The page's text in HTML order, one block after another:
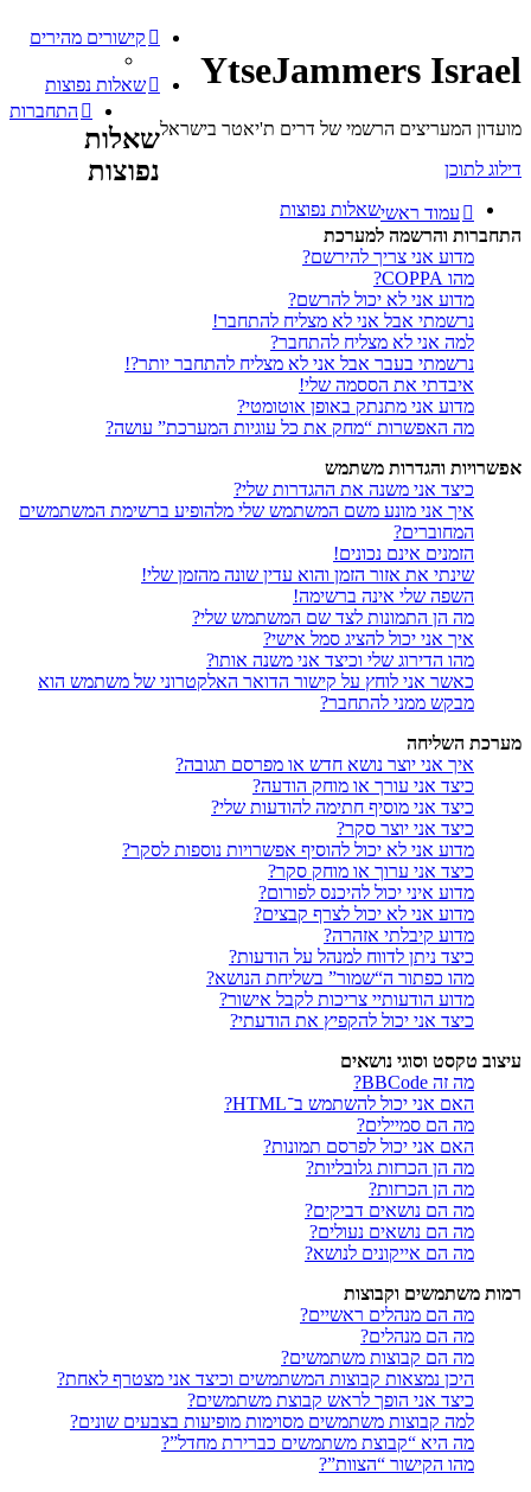
YtseJammers Israel
מועדון המעריצים הרשמי של דרים ת'יאטר בישראל
דילוג לתוכן
קישורים מהירים
שאלות נפוצות
התחברות
עמוד ראשישאלות נפוצות
שאלות
נפוצות
התחברות והרשמה למערכת
מדוע אני צריך להירשם?
מהו COPPA?
מדוע אני לא יכול להרשם?
נרשמתי אבל אני לא מצליח להתחבר!
למה אני לא מצליח להתחבר?
נרשמתי בעבר אבל אני לא מצליח להתחבר יותר?!
איבדתי את הססמה שלי!
מדוע אני מתנתק באופן אוטומטי?
מה האפשרות “מחק את כל עוגיות המערכת” עושה?
אפשרויות והגדרות משתמש
כיצד אני משנה את ההגדרות שלי?
איך אני מונע משם המשתמש שלי מלהופיע ברשימת המשתמשים
המחוברים?
הזמנים אינם נכונים!
שינתי את אזור הזמן והוא עדין שונה מהזמן שלי!
השפה שלי אינה ברשימה!
מה הן התמונות לצד שם המשתמש שלי?
איך אני יכול להציג סמל אישי?
מהו הדירוג שלי וכיצד אני משנה אותו?
כאשר אני לוחץ על קישור הדואר האלקטרוני של משתמש הוא
מבקש ממני להתחבר?
מערכת השליחה
איך אני יוצר נושא חדש או מפרסם תגובה?
כיצד אני עורך או מוחק הודעה?
כיצד אני מוסיף חתימה להודעות שלי?
כיצד אני יוצר סקר?
מדוע אני לא יכול להוסיף אפשרויות נוספות לסקר?
כיצד אני ערוך או מוחק סקר?
מדוע איני יכול להיכנס לפורום?
מדוע אני לא יכול לצרף קבצים?
מדוע קיבלתי אזהרה?
כיצד ניתן לדווח למנהל על הודעות?
מהו כפתור ה“שמור” בשליחת הנושא?
מדוע הודעותיי צריכות לקבל אישור?
כיצד אני יכול להקפיץ את הודעתי?
עיצוב טקסט וסוגי נושאים
מה זה BBCode?
האם אני יכול להשתמש ב־HTML?
מה הם סמיילים?
האם אני יכול לפרסם תמונות?
מה הן הכרזות גלובליות?
מה הן הכרזות?
מה הם נושאים דביקים?
מה הם נושאים נעולים?
מה הם אייקונים לנושא?
רמות משתמשים וקבוצות
מה הם מנהלים ראשיים?
מה הם מנהלים?
מה הם קבוצות משתמשים?
היכן נמצאות קבוצות המשתמשים וכיצד אני מצטרף לאחת?
כיצד אני הופך לראש קבוצת משתמשים?
למה קבוצות משתמשים מסוימות מופיעות בצבעים שונים?
מה היא “קבוצת משתמשים כברירת מחדל”?
מהו הקישור “הצוות”?